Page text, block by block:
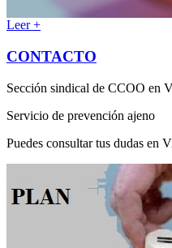
Leer +
CONTACTO
Sección sindical de CCOO en
Servicio de prevención ajeno
Puedes consultar tus dudas en